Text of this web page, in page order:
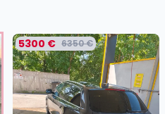
5300 € 6350 €